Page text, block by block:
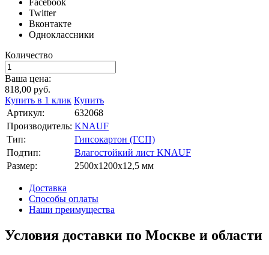
Facebook
Twitter
Вконтакте
Одноклассники
Количество
Ваша цена:
818,00 руб.
Купить в 1 клик Купить
Артикул:
632068
Производитель: KNAUF
Тип:
Гипсокартон (ГСП)
Подтип:
Влагостойкий лист KNAUF
Размер:
2500х1200х12,5 мм
Доставка
Способы оплаты
Наши преимущества
Условия доставки по Москве и области